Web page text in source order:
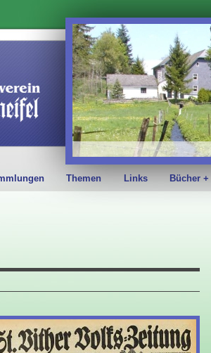
Themen Links Bücher